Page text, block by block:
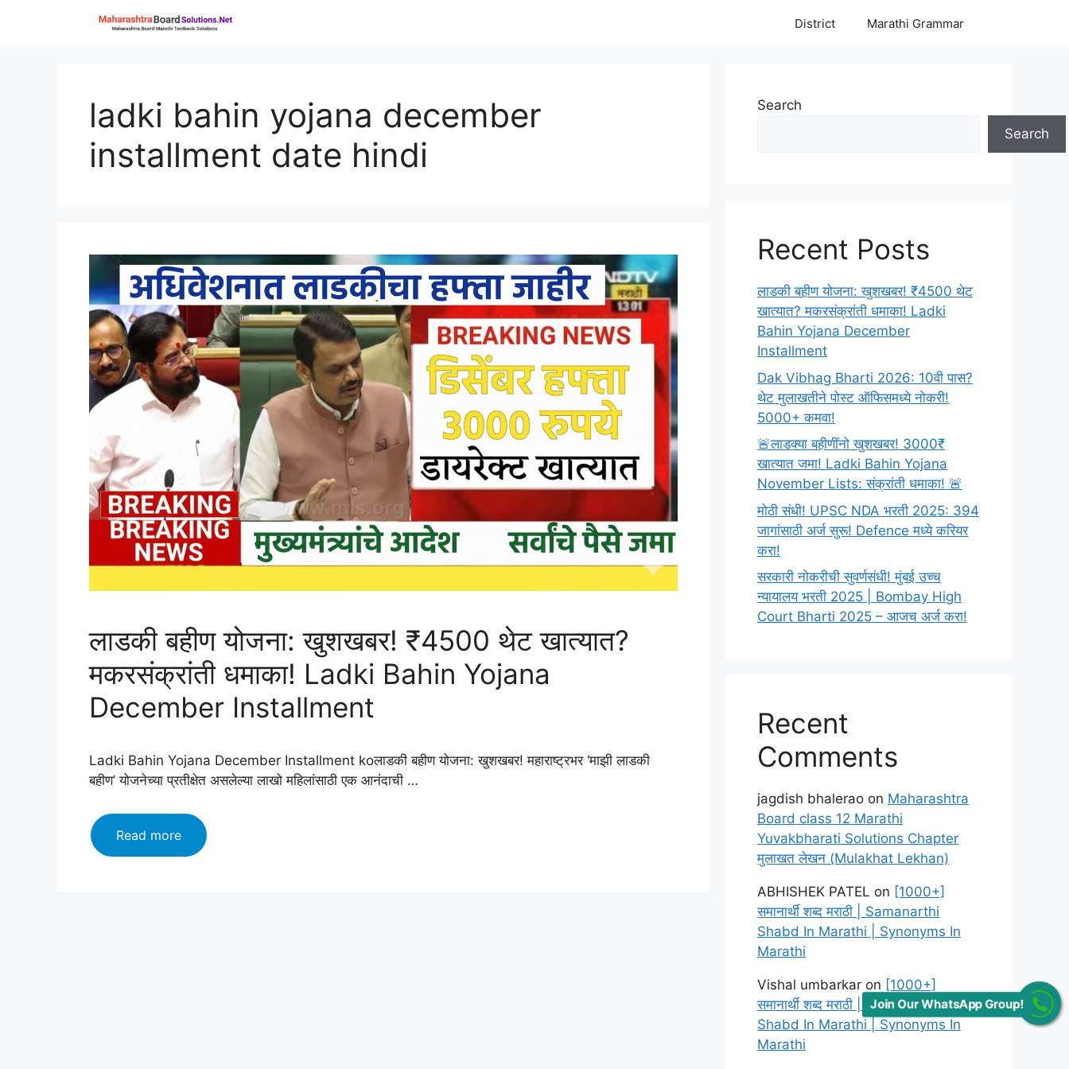
District Marathi Grammar
ladki bahin yojana december
installment date hindi
लाडकी बहीण योजना: खुशखबर! ₹4500 थेट खात्यात?
मकरसंक्रांती धमाका! Ladki Bahin Yojana
December Installment
Ladki Bahin Yojana December Installment koलाडकी बहीण योजना: खुशखबर! महाराष्ट्रभर ‘माझी लाडकी
बहीण’ योजनेच्या प्रतीक्षेत असलेल्या लाखो महिलांसाठी एक आनंदाची …
Read moreलाडकी
बहीण
Search
Search
Recent Posts
लाडकी बहीण योजना: खुशखबर! ₹4500 थेट
खात्यात? मकरसंक्रांती धमाका! Ladki
Bahin Yojana December
Installment
Dak Vibhag Bharti 2026: 10वी पास?
थेट मुलाखतीने पोस्ट ऑफिसमध्ये नोकरी!
5000+ कमवा!
🚨लाडक्या बहीणींनो खुशखबर! 3000₹
खात्यात जमा! Ladki Bahin Yojana
November Lists: संक्रांती धमाका! 🚨
मोठी संधी! UPSC NDA भरती 2025: 394
जागांसाठी अर्ज सुरू! Defence मध्ये करियर
करा!
सरकारी नोकरीची सुवर्णसंधी! मुंबई उच्च
न्यायालय भरती 2025 | Bombay High
Court Bharti 2025 – आजच अर्ज करा!
Recent
Comments
jagdish bhalerao on Maharashtra
Board class 12 Marathi
Yuvakbharati Solutions Chapter
मुलाखत लेखन (Mulakhat Lekhan)
ABHISHEK PATEL on [1000+]
समानार्थी शब्द मराठी | Samanarthi
Shabd In Marathi | Synonyms In
Marathi
Vishal umbarkar on [1000+]
समानार्थी शब्द मराठी | Samanarthi
Shabd In Marathi | Synonyms In
Marathi
Join Our WhatsApp Group!